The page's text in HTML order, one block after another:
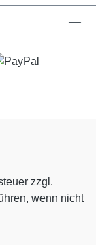
zzgl.
wenn nicht